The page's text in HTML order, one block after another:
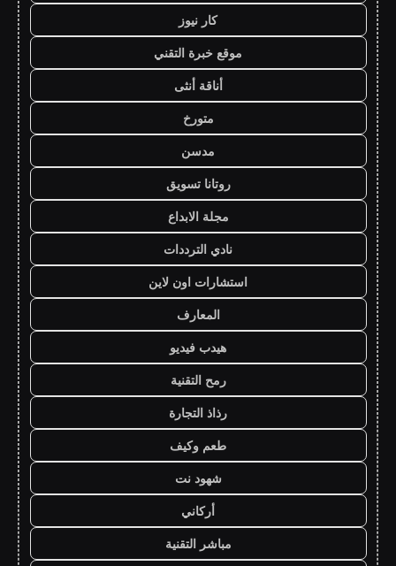
كار نيوز
موقع خبرة التقني
أناقة أنثى
متورخ
مدسن
روتانا تسويق
مجلة الابداع
نادي الترددات
استشارات اون لاين
المعارف
هيدب فيديو
رمح التقنية
رذاذ التجارة
طعم وكيف
شهود نت
أركاني
مباشر التقنية